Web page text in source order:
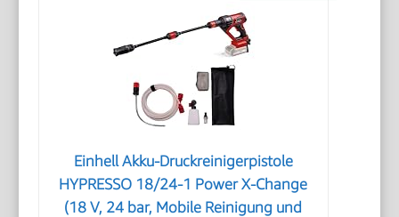
Einhell Akku-Druckreinigerpistole
HYPRESSO 18/24-1 Power X-Change
(18 V, 24 bar, Mobile Reinigung und